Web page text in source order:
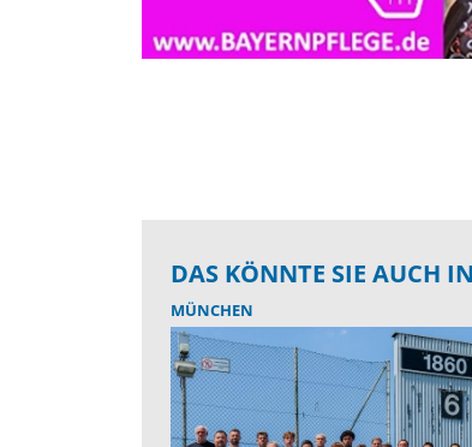
DAS KÖNNTE SIE AUCH
MÜNCHEN